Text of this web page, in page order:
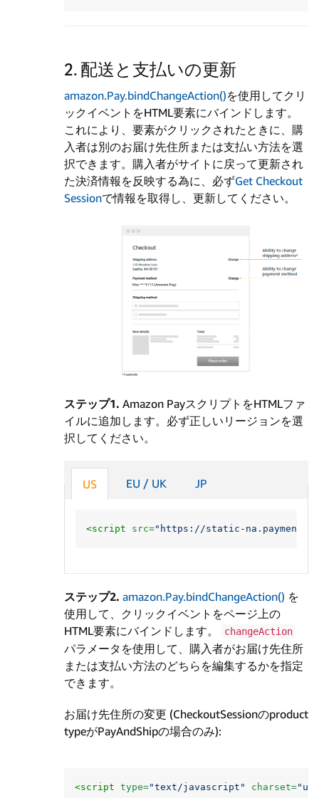
2. 配送と支払いの更新
amazon.Pay.bindChangeAction()を使用してクリ
ックイベントをHTML要素にバインドします。
これにより、要素がクリックされたときに、購
入者は別のお届け先住所または支払い方法を選
択できます。購入者がサイトに戻って更新され
た決済情報を反映する為に、必ずGet Checkout
Sessionで情報を取得し、更新してください。
ステップ1. Amazon PayスクリプトをHTMLファ
イルに追加します。必ず正しいリージョンを選
択してください。
US EU / UK JP
<script src="https://static-na.payments-
ステップ2. amazon.Pay.bindChangeAction() を
使用して、クリックイベントをページ上の
HTML要素にバインドします。
changeAction
パラメータを使用して、購入者がお届け先住所
または支払い方法のどちらを編集するかを指定
できます。
お届け先住所の変更 (CheckoutSessionのproduct
typeがPayAndShipの場合のみ):
<script type="text/javascript" charset=